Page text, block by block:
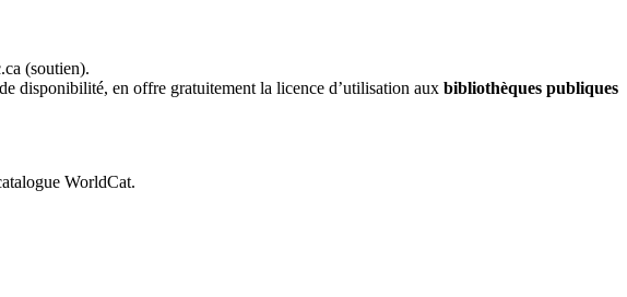
(soutien).
disponibilité, en offre gratuitement la licence d’utilisation aux bibliothèques publiques
WorldCat.